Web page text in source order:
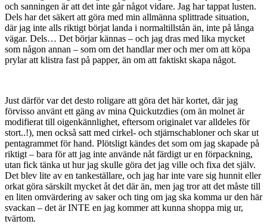
och sanningen är att det inte går något vidare. Jag har tappat lusten.
Dels har det säkert att göra med min allmänna splittrade situation,
där jag inte alls riktigt börjat landa i normaltillstån än, inte på långa
vägar. Dels… Det börjar kännas – och jag dras med lika mycket
som någon annan – som om det handlar mer och mer om att köpa
prylar att klistra fast på papper, än om att faktiskt skapa något.
Just därför var det desto roligare att göra det här kortet, där jag
förvisso använt ett gäng av mina Quickutzdies (om än molnet är
modifierat till oigenkännlighet, eftersom originalet var alldeles för
stort..!), men också satt med cirkel- och stjärnschabloner och skar ut
pentagrammet för hand. Plötsligt kändes det som om jag skapade på
riktigt – bara för att jag inte använde nåt färdigt ur en förpackning,
utan fick tänka ut hur jag skulle göra det jag ville och fixa det själv.
Det blev lite av en tankeställare, och jag har inte vare sig hunnit eller
orkat göra särskilt mycket åt det där än, men jag tror att det måste till
en liten omvärdering av saker och ting om jag ska komma ur den här
svackan – det är INTE en jag kommer att kunna shoppa mig ur,
tvärtom.